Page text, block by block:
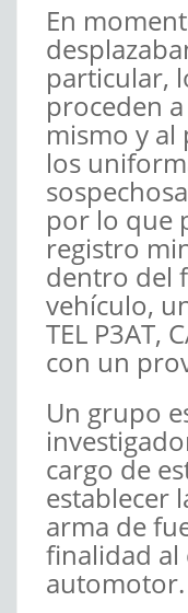
En
particular,
proceden
mismo y al
los
por lo que
registro
dentro del
vehículo,
TEL P3AT,
con un
Un grupo
cargo de
establecer
arma de
finalidad al
automotor.